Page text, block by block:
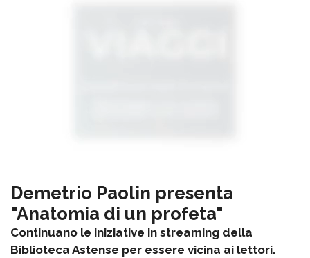
Demetrio Paolin presenta
"Anatomia di un profeta"
Continuano le iniziative in streaming della
Biblioteca Astense per essere vicina ai lettori.